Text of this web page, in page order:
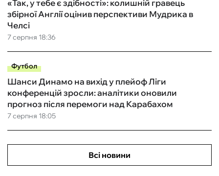
7 серпня 18:36
«Так, у тебе є здібності»: колишній гравець
збірної Англії оцінив перспективи Мудрика в
Челсі
Футбол
7 серпня 18:05
Шанси Динамо на вихід у плейоф Ліги
конференцій зросли: аналітики оновили
прогноз після перемоги над Карабахом
Всі новини